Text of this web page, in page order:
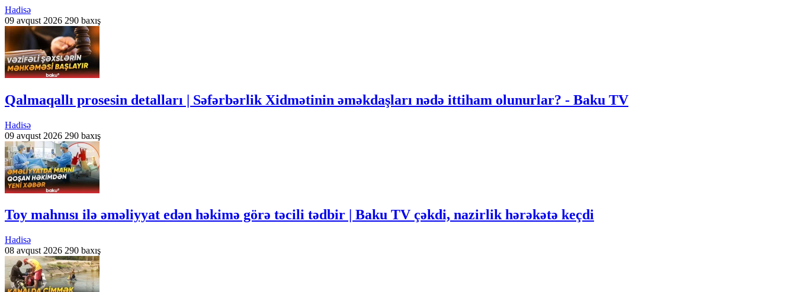
Hadisə
09 avqust 2026 290 baxış
Qalmaqallı prosesin detalları | Səfərbərlik Xidmətinin əməkdaşları nədə ittiham olunurlar? - Baku TV
Hadisə
09 avqust 2026 290 baxış
Toy mahnısı ilə əməliyyat edən həkimə görə təcili tədbir | Baku TV çəkdi, nazirlik hərəkətə keçdi
Hadisə
08 avqust 2026 290 baxış